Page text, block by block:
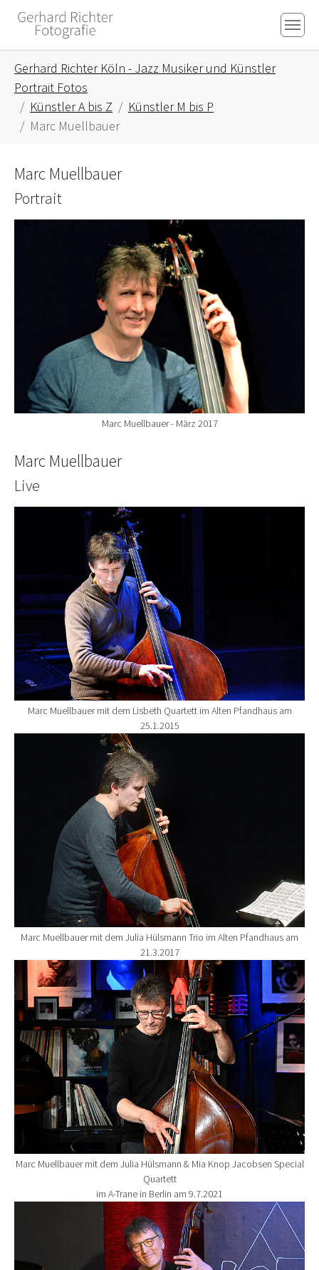
Skip to main content
Skip to page footer
Gerhard Richter Köln - Jazz Musiker und Künstler
Portrait Fotos
Künstler A bis Z
Künstler M bis P
Marc Muellbauer
Marc Muellbauer
Portrait
Marc Muellbauer - März 2017
Marc Muellbauer
Live
Show larger version for:
Marc Muellbauer mit dem Lisbeth Quartett im Alten Pfandhaus am
25.1.2015
Show larger version for:
Marc Muellbauer mit dem Julia Hülsmann Trio im Alten Pfandhaus am
21.3.2017
Show larger version for:
Marc Muellbauer mit dem Julia Hülsmann & Mia Knop Jacobsen Special
Quartett
im A-Trane in Berlin am 9.7.2021
Show larger version for: